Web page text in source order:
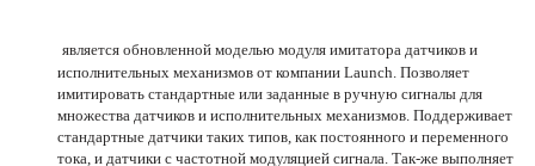
является обновленной моделью модуля имитатора датчиков и
исполнительных механизмов от компании Launch. Позволяет
имитировать стандартные или заданные в ручную сигналы для
множества датчиков и исполнительных механизмов. Поддерживает
стандартные датчики таких типов, как постоянного и переменного
тока, и датчики с частотной модуляцией сигнала. Так-же выполняет